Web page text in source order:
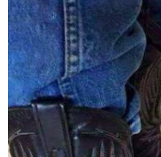
観光
中日対訳